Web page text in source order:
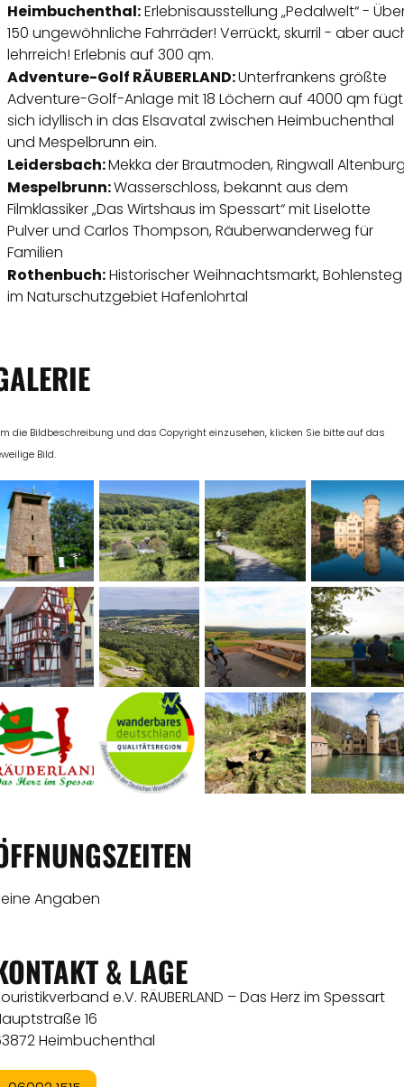
Heimbuchenthal:Erlebnisausstellung „Pedalwelt“ -
150 ungewöhnliche Fahrräder! Verrückt, skurril - aber
lehrreich! Erlebnis auf 300 qm.
Adventure-Golf RÄUBERLAND:Unterfrankens größte
Adventure-Golf-Anlage mit 18 Löchern auf 4000 qm fügt
sich idyllisch in das Elsavatal zwischen Heimbuchenthal
und Mespelbrunn ein.
Leidersbach:Mekka der Brautmoden, Ringwall
Mespelbrunn:Wasserschloss, bekannt aus dem
Filmklassiker „Das Wirtshaus im Spessart“ mit Liselotte
Pulver und Carlos Thompson, Räuberwanderweg für
Familien
Rothenbuch:Historischer Weihnachtsmarkt, Bohlensteg
im Naturschutzgebiet Hafenlohrtal
die Bildbeschreibung und das Copyright einzusehen, klicken Sie bitte auf das
Bild.
Angaben
& LAGE
e.V. RÄUBERLAND – Das Herz im Spessart
16
Heimbuchenthal